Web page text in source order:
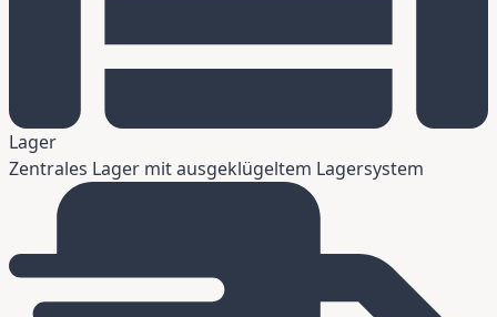
Lager
Zentrales Lager mit ausgeklügeltem Lagersystem